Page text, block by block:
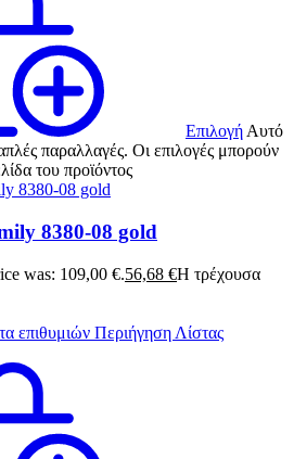
Επιλογή Αυτό
παραλλαγές. Οι επιλογές μπορούν
του προϊόντος
8380-08 gold
was: 109,00 €.56,68 €Η τρέχουσα
επιθυμιών Περιήγηση Λίστας